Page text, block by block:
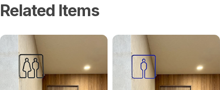
Related Items